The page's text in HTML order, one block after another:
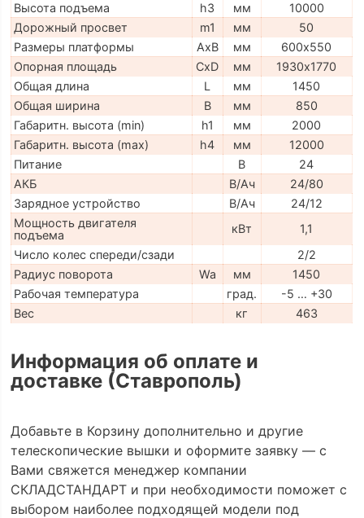
Высота подъема
h3 мм
10000
Дорожный просвет
m1 мм
50
Размеры платформы
AxB мм
600х550
Опорная площадь
CxD мм
1930х1770
Общая длина
L мм
1450
Общая ширина
B мм
850
Габаритн. высота (min)
h1 мм
2000
Габаритн. высота (max)
h4 мм
12000
Питание
В
24
АКБ
В/Ач
24/80
Зарядное устройство
В/Ач
24/12
Мощность двигателя
подъема
кВт
1,1
Число колес спереди/сзади
2/2
Радиус поворота
Wa мм
1450
Рабочая температура
град.
-5 … +30
Вес
кг 463
Информация об оплате и
доставке (Ставрополь)
Добавьте в Корзину дополнительно и другие
телескопические вышки и оформите заявку — с
Вами свяжется менеджер компании
СКЛАДСТАНДАРТ и при необходимости поможет с
выбором наиболее подходящей модели под